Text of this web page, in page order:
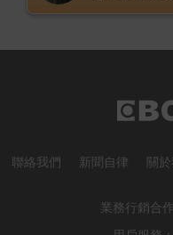
震 股價重挫
愛玩車／採
將登場
快訊／台糖
聯絡我們 新聞自律 關
業務行銷合作